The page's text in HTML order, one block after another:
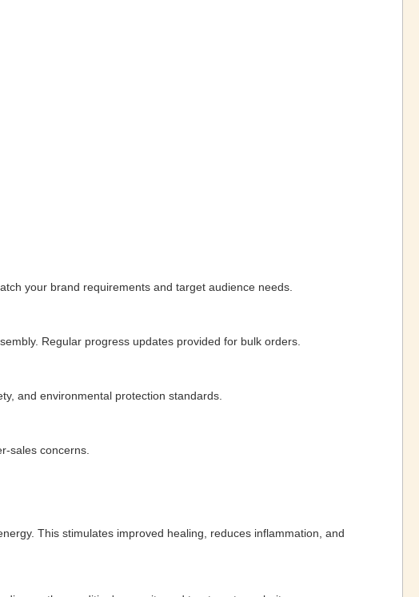
your brand requirements and target audience needs.
Regular progress updates provided for bulk orders.
and environmental protection standards.
sales concerns.
This stimulates improved healing, reduces inflammation, and